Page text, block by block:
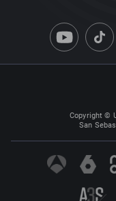
Copyright ©
San